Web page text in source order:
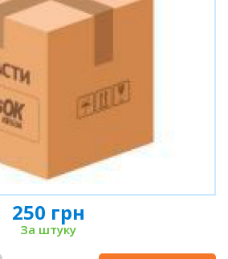
250 грн
За штуку